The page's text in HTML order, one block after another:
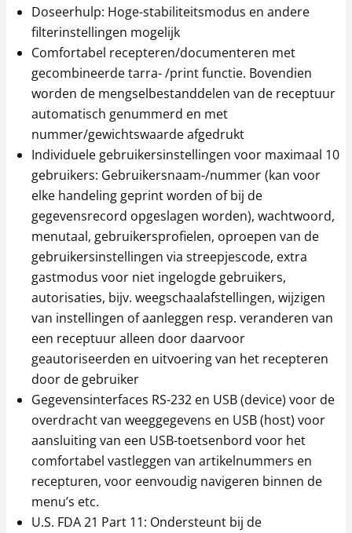
Set voor de
dichtheidsbepaling
KERN YDB-03
342,00 €
Thermoprinter KERN
YKC-01
279,00 €
337,59 € incl. btw.
Antivibratie tafel YPS-
03
891,00 €
1.078,11 € incl. btw.
Stekkeradapter KERN
YKA-42
81,00 €
Doseerhulp: Hoge-stabiliteitsmodus en andere
filterinstellingen mogelijk
Comfortabel recepteren/documenteren met
gecombineerde tarra- /print functie. Bovendien
worden de mengselbestanddelen van de receptuur
automatisch genummerd en met
nummer/gewichtswaarde afgedrukt
Individuele gebruikersinstellingen voor maximaal 10
gebruikers: Gebruikersnaam-/nummer (kan voor
elke handeling geprint worden of bij de
gegevensrecord opgeslagen worden), wachtwoord,
menutaal, gebruikersprofielen, oproepen van de
gebruikersinstellingen via streepjescode, extra
gastmodus voor niet ingelogde gebruikers,
autorisaties, bijv. weegschaalafstellingen, wijzigen
van instellingen of aanleggen resp. veranderen van
een receptuur alleen door daarvoor
geautoriseerden en uitvoering van het recepteren
door de gebruiker
Gegevensinterfaces RS-232 en USB (device) voor de
overdracht van weeggegevens en USB (host) voor
aansluiting van een USB-toetsenbord voor het
comfortabel vastleggen van artikelnummers en
recepturen, voor eenvoudig navigeren binnen de
menu’s etc.
U.S. FDA 21 Part 11: Ondersteunt bij de